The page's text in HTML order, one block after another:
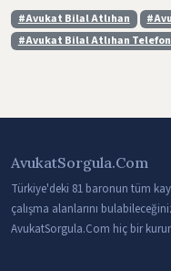
#Avukat Bilal Atlıhan
#Avukat Bilal Atlıhan Telefon
AvukatSorgula.Com
Türkiye'deki 81 baronun tüm
çalışma alanlarını
AvukatSorgula.Com hiç bir